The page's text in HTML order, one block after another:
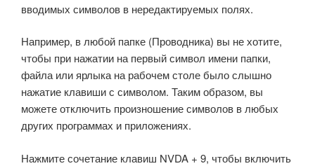
вводимых символов в нередактируемых полях.
Например, в любой папке (Проводника) вы не хотите,
чтобы при нажатии на первый символ имени папки,
файла или ярлыка на рабочем столе было слышно
нажатие клавиши с символом. Таким образом, вы
можете отключить произношение символов в любых
других программах и приложениях.
Нажмите сочетание клавиш NVDA + 9, чтобы включить